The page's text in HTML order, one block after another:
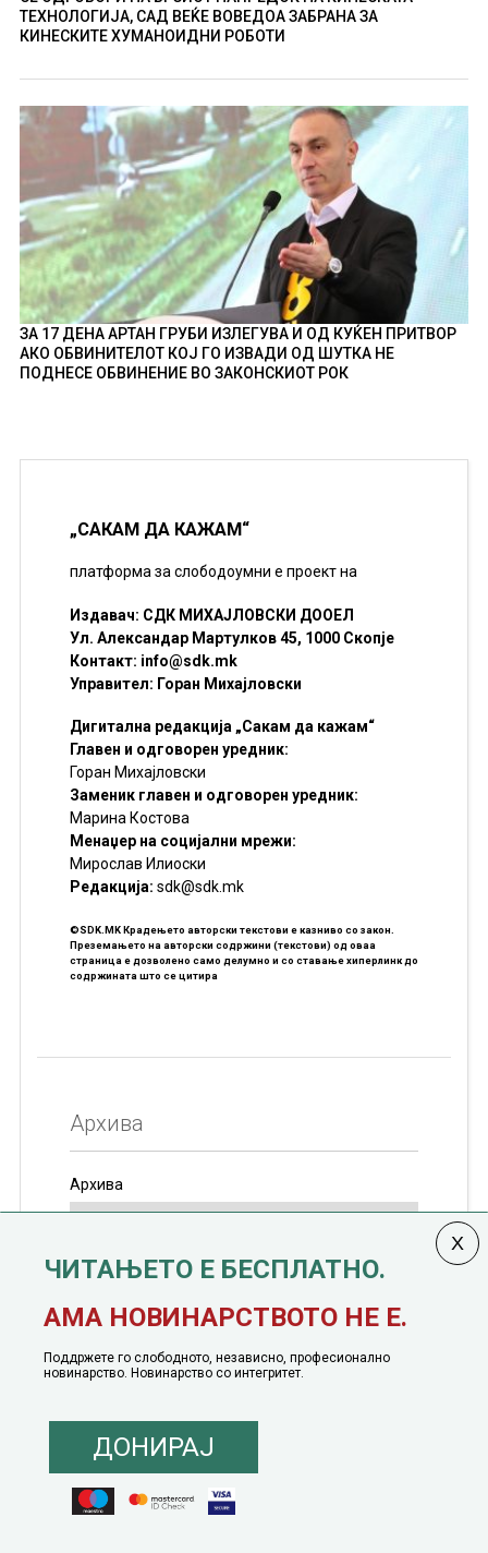
ТЕХНОЛОГИЈА, САД ВЕЌЕ ВОВЕДОА ЗАБРАНА ЗА
КИНЕСКИТЕ ХУМАНОИДНИ РОБОТИ
ЗА 17 ДЕНА АРТАН ГРУБИ ИЗЛЕГУВА И ОД КУЌЕН ПРИТВОР
АКО ОБВИНИТЕЛОТ КОЈ ГО ИЗВАДИ ОД ШУТКА НЕ
ПОДНЕСЕ ОБВИНЕНИЕ ВО ЗАКОНСКИОТ РОК
„САКАМ ДА КАЖАМ“
платформа за слободоумни е проект на
Издавач: СДК МИХАЈЛОВСКИ ДООЕЛ
Ул. Александар Мартулков 45, 1000 Скопје
Контакт: info@sdk.mk
Управител: Горан Михајловски
Дигитална редакција „Сакам да кажам“
Главен и одговорен уредник:
Горан Михајловски
Заменик главен и одговорен уредник:
Марина Костова
Менаџер на социјални мрежи:
Мирослав Илиоски
Редакцијa: sdk@sdk.mk
©SDK.MK Крадењето авторски текстови е казниво со закон.
Преземањето на авторски содржини (текстови) од оваа
страница е дозволено само делумно и со ставање хиперлинк до
содржината што се цитира
Архива
Архива
јануари, 1991 година
© 2016 - 2026 Сакам Да Кажам. Сите права задржани |
Понуда за политичко рекламирање
Политика на инклузија
Кодекс на однесување
ЧИТАЊЕТО Е БЕСПЛАТНО.
АМА НОВИНАРСТВОТО НЕ Е.
Поддржете го слободното, независно, професионално
новинарство. Новинарство со интегритет.
ДОНИРАЈ